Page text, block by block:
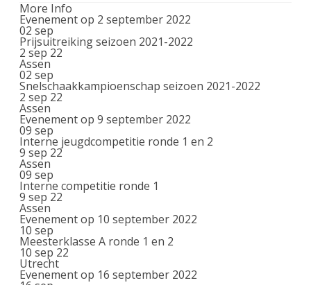
More Info
Evenement op 2 september 2022
02 sep
Prijsuitreiking seizoen 2021-2022
2 sep 22
Assen
02 sep
Snelschaakkampioenschap seizoen 2021-2022
2 sep 22
Assen
Evenement op 9 september 2022
09 sep
Interne jeugdcompetitie ronde 1 en 2
9 sep 22
Assen
09 sep
Interne competitie ronde 1
9 sep 22
Assen
Evenement op 10 september 2022
10 sep
Meesterklasse A ronde 1 en 2
10 sep 22
Utrecht
Evenement op 16 september 2022